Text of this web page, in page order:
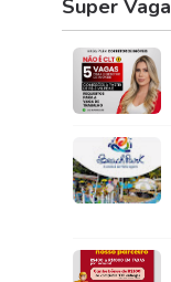
Super Vaga